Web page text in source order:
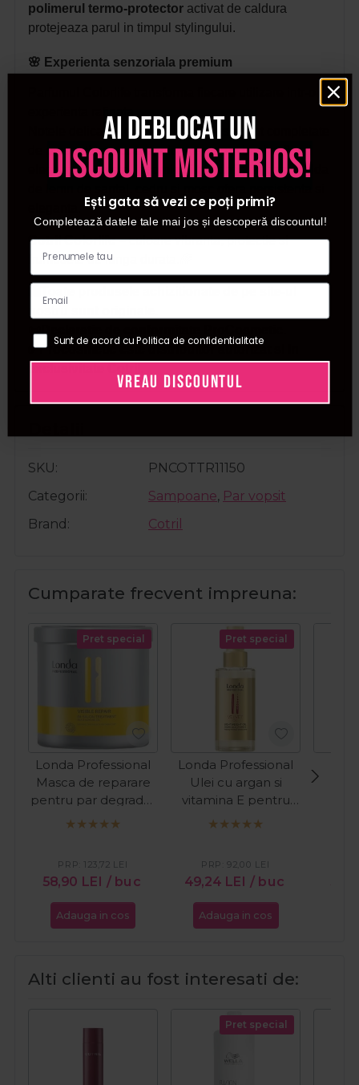
polimerul termo-protector activat de caldura
protejeaza parul in timpul stylingului.
🌸 Experienta senzoriala premium
Notele delicate de smochine si caise sunt completate
de prospetimea coacazelor negre, un buchet floral
elegant de violete, iasomie si trandafir, iar baza calda
Cotril Colorlife– culoare vibranta, protectie si
frumusete de lunga durata.🌈
✅Procosmetic este distribuitor autorizat si in
SKU
PNCOTTR11150
Categorii
Sampoane, Par vopsit
Brand
Cotril
Cumparate frecvent impreuna:
Pret special
Londa Professional
Masca de reparare
pentru par degradat
Visible Repair 750ml
58,90 LEI / buc
PRP: 123,72 LEI
Adauga in cos
Pret special
Londa Professional
Ulei cu argan si
vitamina E pentru
hidratarea parului
49,24 LEI / buc
PRP: 92,00 LEI
Adauga in cos
Alti clienti au fost interesati de:
Pret special
Ai deblocat un
discount misterios!
Ești gata să vezi ce poți primi?
Completează datele tale mai jos și descoperă discountul!
Sunt de acord cu Politica de confidentialitate
VREAU DISCOUNTUL